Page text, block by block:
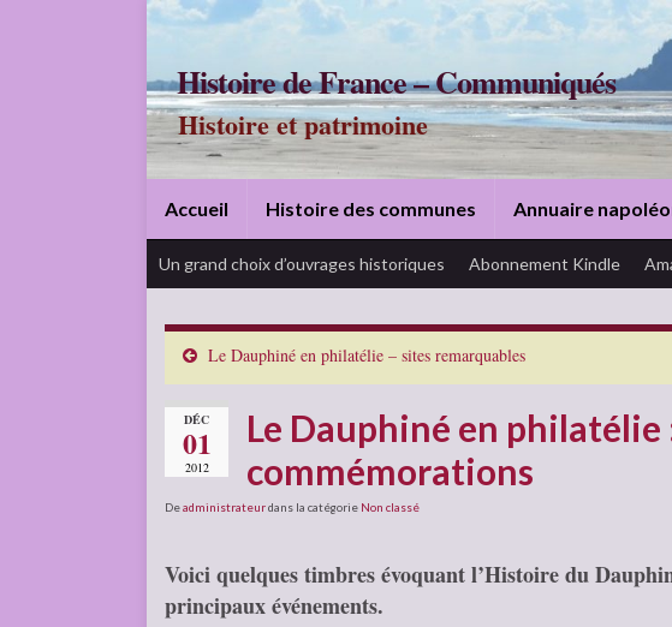
Histoire de France – Communiqués
Histoire et patrimoine
Accueil Histoire des communes Annuaire
Un grand choix d’ouvrages historiques Abonnement Kindle
Le Dauphiné en philatélie – sites remarquables
DÉC
01
2012
Le Dauphiné en
commémorations
Deadministrateurdans la catégorie Non classé
Voici quelques timbres évoquant l’Histoire du
principaux événements.